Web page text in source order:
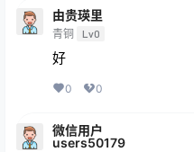
由贵瑛里
青铜 Lv0
好
0 0
微信用户
users50179